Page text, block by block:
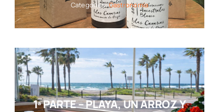
Categories:Gastronomía
1ª PARTE – PLAYA, UN ARROZ Y